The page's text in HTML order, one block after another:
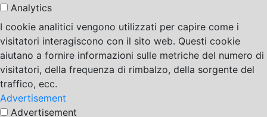
Analytics
I cookie analitici vengono utilizzati per capire come i
visitatori interagiscono con il sito web. Questi cookie
aiutano a fornire informazioni sulle metriche del numero di
visitatori, della frequenza di rimbalzo, della sorgente del
traffico, ecc.
Advertisement
Advertisement